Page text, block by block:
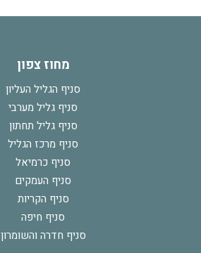
מחוז צפון
סניף הגליל העליון
סניף גליל מערבי
סניף גליל תחתון
סניף מרכז הגליל
סניף כרמיאל
סניף העמקים
סניף הקריות
סניף חיפה
סניף חדרה והשומרון